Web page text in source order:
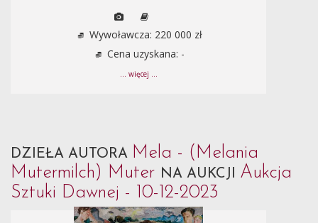
Wywoławcza: 220 000 zł
Cena uzyskana: -
... więcej ...
DZIEŁA AUTORA Mela - (Melania
Mutermilch) Muter NA AUKCJI Aukcja
Sztuki Dawnej - 10-12-2023